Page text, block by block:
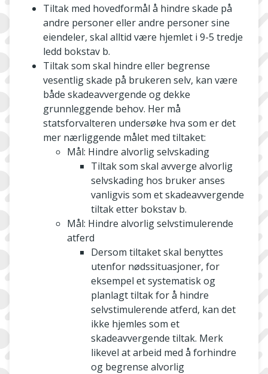
Tiltak med hovedformål å hindre skade på
andre personer eller andre personer sine
eiendeler, skal alltid være hjemlet i 9-5 tredje
ledd bokstav b.
Tiltak som skal hindre eller begrense
vesentlig skade på brukeren selv, kan være
både skadeavvergende og dekke
grunnleggende behov. Her må
statsforvalteren undersøke hva som er det
mer nærliggende målet med tiltaket:
Mål: Hindre alvorlig selvskading
Tiltak som skal avverge alvorlig
selvskading hos bruker anses
vanligvis som et skadeavvergende
tiltak etter bokstav b.
Mål: Hindre alvorlig selvstimulerende
atferd
Dersom tiltaket skal benyttes
utenfor nødssituasjoner, for
eksempel et systematisk og
planlagt tiltak for å hindre
selvstimulerende atferd, kan det
ikke hjemles som et
skadeavvergende tiltak. Merk
likevel at arbeid med å forhindre
og begrense alvorlig